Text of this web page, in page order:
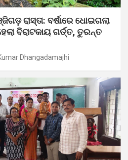
ରାସ୍ତା: ବର୍ଷାରେ ଧୋଇଗଲା
ବିରାଟକାୟ ଗର୍ତ୍ତ, ତୁରନ୍ତ
Dhangadamajhi